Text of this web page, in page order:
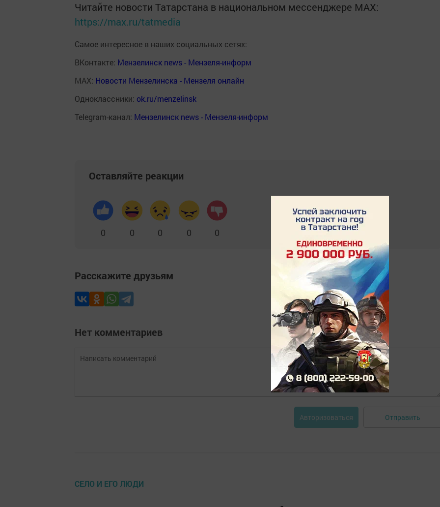
Читайте новости Татарстана в национальном мессенджере MАХ:
https://max.ru/tatmedia
Самое интересное в наших социальных сетях:
ВКонтакте: Мензелинск news - Мензеля-информ
MAX: Новости Мензелинска - Мензеля онлайн
Одноклассники: ok.ru/menzelinsk
Telegram-канал: Мензелинск news - Мензеля-информ
Оставляйте реакции
0 0 0 0 0
Расскажите друзьям
Нет комментариев
Авторизоваться Отправить
СЕЛО И ЕГО ЛЮДИ